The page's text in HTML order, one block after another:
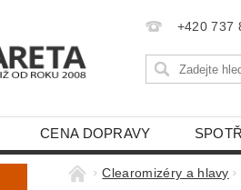
+420 737
CENA DOPRAVY
Clearomizéry a hlavy